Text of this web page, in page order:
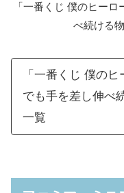
「一番くじ 僕のヒー
べ続ける
「一番くじ 僕の
でも手を差し伸べ
一覧